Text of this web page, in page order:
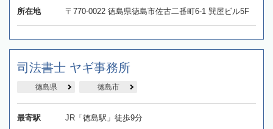
所在地 〒770-0022 徳島県徳島市佐古二番町6-1 巽屋ビル5F
司法書士 ヤギ事務所
徳島県 徳島市
最寄駅 JR「徳島駅」徒歩9分